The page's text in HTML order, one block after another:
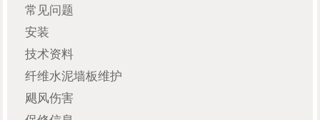
常见问题
安装
技术资料
纤维水泥墙板维护
飓风伤害